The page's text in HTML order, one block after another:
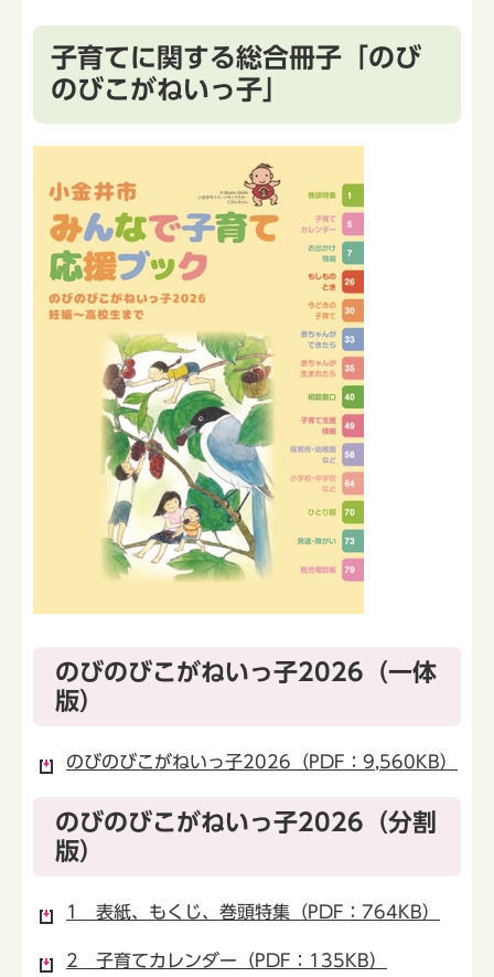
子育てに関する総合冊子「のび
のびこがねいっ子」
のびのびこがねいっ子2026（一体
版）
のびのびこがねいっ子2026（PDF：9,560KB）
のびのびこがねいっ子2026（分割
版）
1 表紙、もくじ、巻頭特集（PDF：764KB）
2 子育てカレンダー（PDF：135KB）